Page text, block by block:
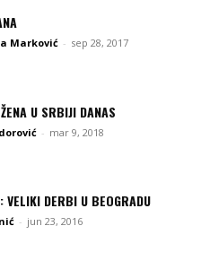
Marković - sep 28, 2017
U SRBIJI DANAS
- mar 9, 2018
VELIKI DERBI U BEOGRADU
- jun 23, 2016